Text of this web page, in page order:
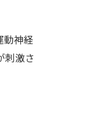
神経
刺激さ